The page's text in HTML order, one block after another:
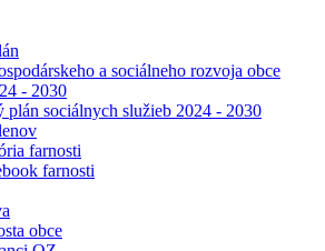
a sociálneho rozvoja obce
- 2030
plán sociálnych služieb 2024 - 2030
farnosti
farnosti
obce